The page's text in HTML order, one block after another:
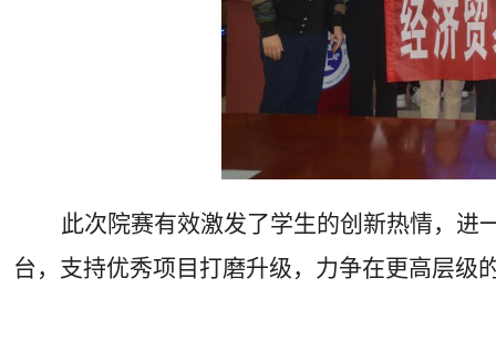
此次院赛有效激发了学生的创新热情，进
台，支持优秀项目打磨升级，力争在更高层级